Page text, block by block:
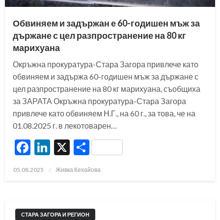
Обвиняем и задържан е 60-годишен мъж за
държане с цел разпространение на 80 кг
марихуана
Окръжна прокуратура-Стара Загора привлече като
обвиняем и задържа 60-годишен мъж за държане с
цел разпространение на 80 кг марихуана, съобщиха
за ЗАРАТА Окръжна прокуратура-Стара Загора
привлече като обвиняем Н.Г., на 60 г., за това, че на
01.08.2025 г. в лекотоварен…
Facebook
LinkedIn
X Share
Posted
05.08.2025 Живка Кехайова
СТАРА ЗАГОРА И РЕГИОН